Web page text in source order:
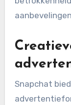
Snapchat